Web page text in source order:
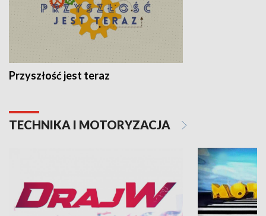
Przyszłość jest teraz
TECHNIKA I MOTORYZACJA